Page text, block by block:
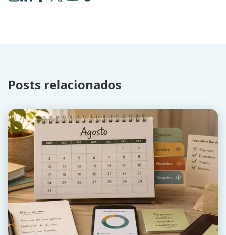
Posts relacionados